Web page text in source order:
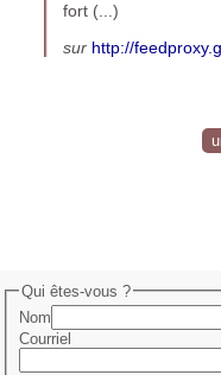
fort (...)
sur http://
Qui êtes-vous ?
Nom
Courriel